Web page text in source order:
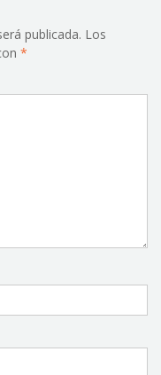
publicada. Los
*